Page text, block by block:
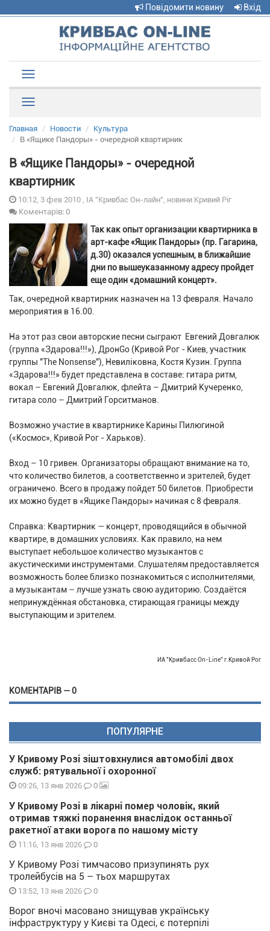
Повідомити новину Вхід
navigation
Главная Новости
Культура
В «Ящике Пандоры» - очередной квартирник
В «Ящике Пандоры» - очередной
квартирник
10:12, 3 фев 2010 , ІА "Кривбас Он-лайн", новини Кривий Ріг
Коментарів: 0
Так как опыт организации квартирника в
арт-кафе «Ящик Пандоры» (пр. Гагарина,
д.30) оказался успешным, в ближайшие
дни по вышеуказанному адресу пройдет
еще один «домашний концерт».
Так, очередной квартирник назначен на 13 февраля. Начало
мероприятия в 16.00.
На этот раз свои авторские песни сыграют Евгений Довгалюк
(группа «Здарова!!!»), ДронGo (Кривой Рог - Киев, участник
группы "The Nonsense"), Невиліковна, Костя Кузин. Группа
«Здарова!!!» будет представлена в составе: гитара ритм,
вокал – Евгений Довгалюк, флейта – Дмитрий Кучеренко,
гитара соло – Дмитрий Горситманов.
Возможно участие в квартирнике Карины Пилюгиной
(«Космос», Кривой Рог - Харьков).
Вход – 10 гривен. Организаторы обращают внимание на то,
что количество билетов, а соответственно и зрителей, будет
ограничено. Всего в продажу пойдет 50 билетов. Приобрести
их можно будет в «Ящике Пандоры» начиная с 8 февраля.
Справка: Квартирник — концерт, проводящийся в обычной
квартире, в домашних условиях. Как правило, на нем
выступает небольшое количество музыкантов с
акустическими инструментами. Слушателям предоставляется
возможность более близко познакомиться с исполнителями,
а музыкантам – лучше узнать свою аудиторию. Создаётся
непринуждённая обстановка, стирающая границы между
выступающим и зрителем.
ИА "Кривбасс On-Line" г.Кривой Рог
КОМЕНТАРІВ — 0
ПОПУЛЯРНЕ
У Кривому Розі зіштовхнулися автомобілі двох
служб: рятувальної і охоронної
09:26, 13 янв 2026 0
У Кривому Розі в лікарні помер чоловік, який
отримав тяжкі поранення внаслідок останньої
ракетної атаки ворога по нашому місту
11:16, 13 янв 2026 0
У Кривому Розі тимчасово призупинять рух
тролейбусів на 5 – тьох маршрутах
13:52, 13 янв 2026 0
Ворог вночі масовано знищував українську
інфраструктуру у Києві та Одесі, є потерпілі